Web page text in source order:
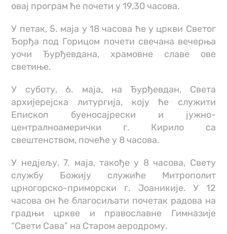
овај програм ће почети у 19,30 часова.
У петак, 5. маја у 18 часова ће у цркви Светог
Ђорђа под Горицом почети свечана вечерња
уочи Ђурђевдана, храмовне славе ове
светиње.
У суботу, 6. маја, на Ђурђевдан, Света
архијерејска литургија, коју ће служити
Епископ буеносајрески и јужно-
централноамерички г. Кирило са
свештенством, почеће у 8 часова.
У недјељу, 7. маја, такође у 8 часова, Свету
службу Божију служиће Митрополит
црногорско-приморски г. Јоаникије. У 12
часова он ће благосиљати почетак радова на
градњи цркве и православне Гимназије
“Свети Сава” на Старом аеродрому.